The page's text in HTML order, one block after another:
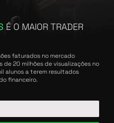
É O MAIOR TRADER
faturados no mercado
20 milhões de visualizações no
alunos a terem resultados
financeiro.